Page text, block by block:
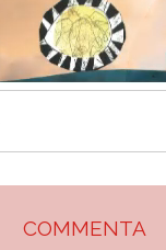
COMMENTA